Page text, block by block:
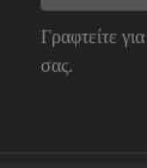
Γραφτείτε
σας.